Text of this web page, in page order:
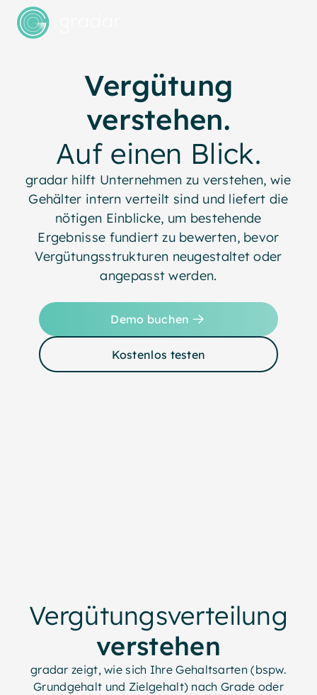
Vergütung
verstehen.
Auf einen Blick.
gradar hilft Unternehmen zu verstehen, wie
Gehälter intern verteilt sind und liefert die
nötigen Einblicke, um bestehende
Ergebnisse fundiert zu bewerten, bevor
Vergütungsstrukturen neugestaltet oder
angepasst werden.
Demo buchen
Kostenlos testen
Vergütungsverteilung
verstehen
gradar zeigt, wie sich Ihre Gehaltsarten (bspw.
Grundgehalt und Zielgehalt) nach Grade oder